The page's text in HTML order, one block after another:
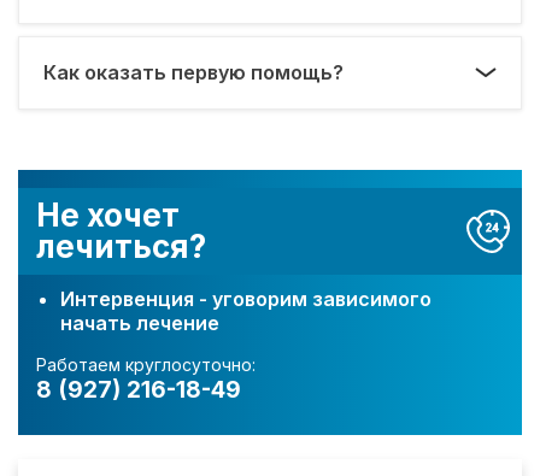
Не хочет
лечиться?
Интервенция - уговорим зависимого
начать лечение
Работаем круглосуточно:
8 (927) 216-18-49
Как оказать первую помощь?